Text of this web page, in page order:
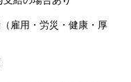
雇用・労災・健康・厚